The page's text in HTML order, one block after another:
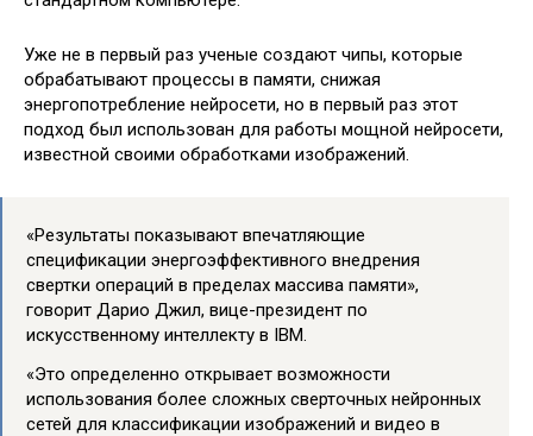
Уже не в первый раз ученые создают чипы, которые
обрабатывают процессы в памяти, снижая
энергопотребление нейросети, но в первый раз этот
подход был использован для работы мощной нейросети,
известной своими обработками изображений.
«Результаты показывают впечатляющие
спецификации энергоэффективного внедрения
свертки операций в пределах массива памяти»,
говорит Дарио Джил, вице-президент по
искусственному интеллекту в IBM.
«Это определенно открывает возможности
использования более сложных сверточных нейронных
сетей для классификации изображений и видео в